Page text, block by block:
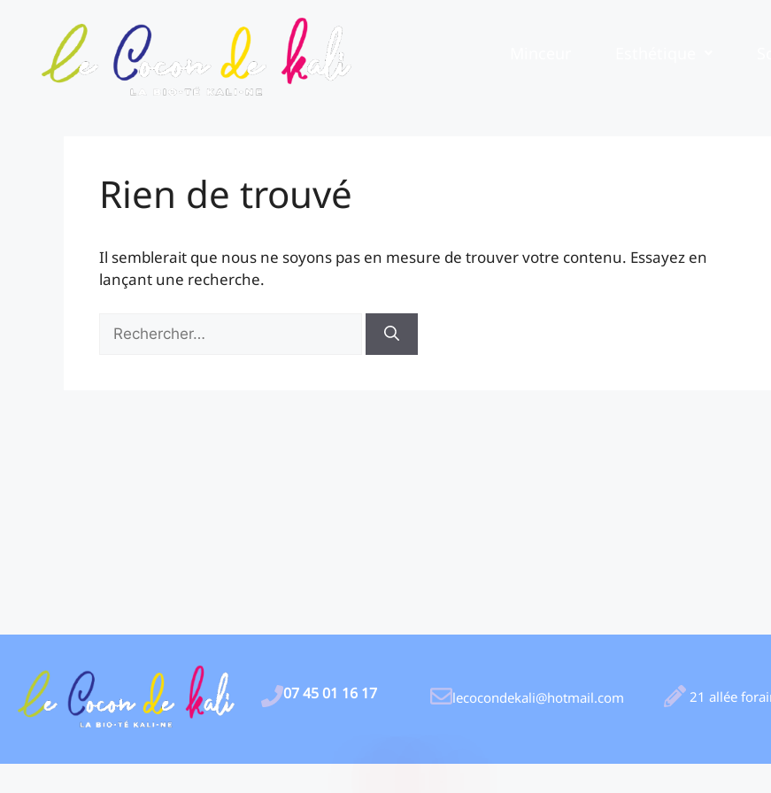
Rien de trouvé
Il semblerait que nous ne soyons pas en mesure de trouver votre contenu. Essayez en
lançant une recherche.
07 45 01 16 17 lecocondekali@hotmail.com 21 allée